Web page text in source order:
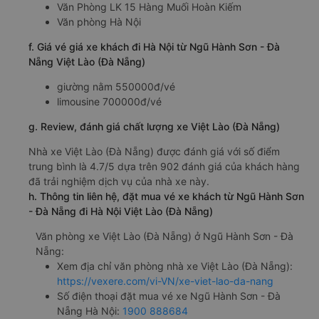
Văn Phòng LK 15 Hàng Muối Hoàn Kiếm
Văn phòng Hà Nội
f. Giá vé giá xe khách đi Hà Nội từ Ngũ Hành Sơn - Đà
Nẵng Việt Lào (Đà Nẵng)
giường nằm 550000đ/vé
limousine 700000đ/vé
g. Review, đánh giá chất lượng xe Việt Lào (Đà Nẵng)
Nhà xe Việt Lào (Đà Nẵng) được đánh giá với số điểm
trung bình là 4.7/5 dựa trên 902 đánh giá của khách hàng
đã trải nghiệm dịch vụ của nhà xe này.
h. Thông tin liên hệ, đặt mua vé xe khách từ Ngũ Hành Sơn
- Đà Nẵng đi Hà Nội Việt Lào (Đà Nẵng)
Văn phòng xe Việt Lào (Đà Nẵng) ở Ngũ Hành Sơn - Đà
Nẵng:
Xem địa chỉ văn phòng nhà xe Việt Lào (Đà Nẵng):
https://vexere.com/vi-VN/xe-viet-lao-da-nang
Số điện thoại đặt mua vé xe Ngũ Hành Sơn - Đà
Nẵng Hà Nội: 1900 888684